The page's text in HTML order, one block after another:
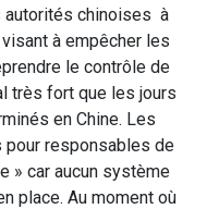
autorités chinoises à
à empêcher les
le contrôle de
très fort que les jours
en Chine. Les
pour responsables de
» car aucun système
place. Au moment où